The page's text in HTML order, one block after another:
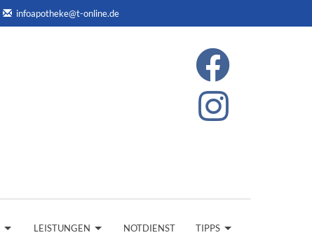
infoapotheke@t-online.de
LEISTUNGEN NOTDIENST TIPPS